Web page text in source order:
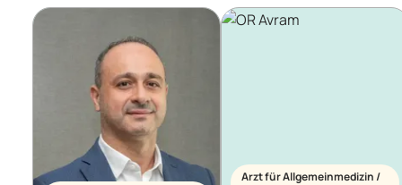
Arzt für Allgemeinmedizin /